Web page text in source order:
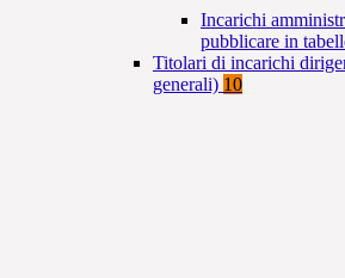
Incarichi
pubblicare in
Titolari di incarichi
generali) 10